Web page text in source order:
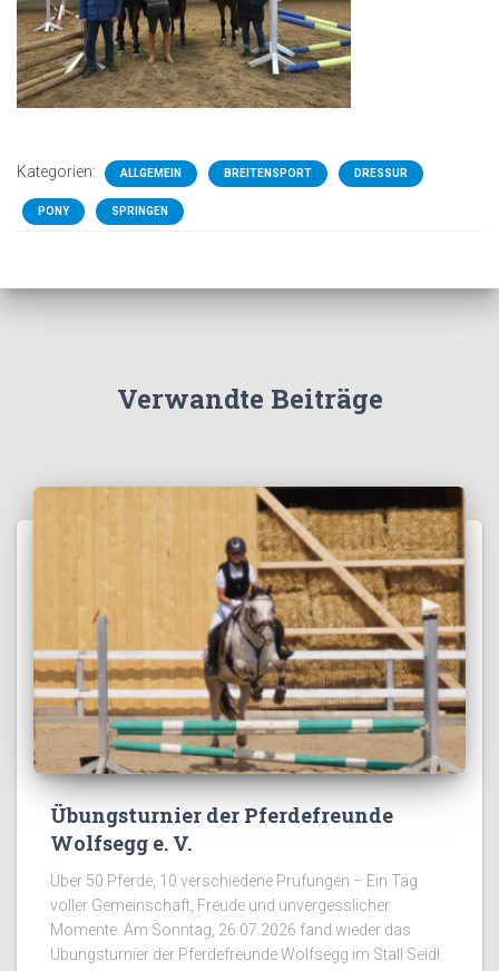
Kategorien: ALLGEMEIN BREITENSPORT DRESSUR
PONY SPRINGEN
Verwandte Beiträge
Übungsturnier der Pferdefreunde
Wolfsegg e. V.
Über 50 Pferde, 10 verschiedene Prüfungen – Ein Tag
voller Gemeinschaft, Freude und unvergesslicher
Momente. Am Sonntag, 26.07.2026 fand wieder das
Übungsturnier der Pferdefreunde Wolfsegg im Stall Seidl